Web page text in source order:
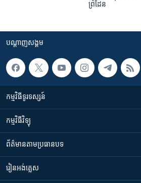
ព្រំដែន​
បណ្តាញ​សង្គម
កម្មវិធី​ទូរទស្សន៍
កម្មវិធី​វិទ្យុ
ព័ត៌មាន​តាមប្រធានបទ​
រៀន​​អង់គ្លេស